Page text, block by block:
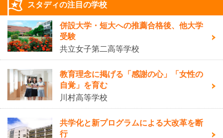
スタディの注目の学校
併設大学・短大への推薦合格後、他大学
受験
共立女子第二高等学校
教育理念に掲げる「感謝の心」「女性の
自覚」を育む
川村高等学校
共学化と新プログラムによる大改革を断
行